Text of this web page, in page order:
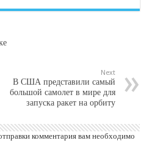
Next
В США представили самый
большой самолет в мире для
запуска ракет на орбиту
комментария вам необходимо